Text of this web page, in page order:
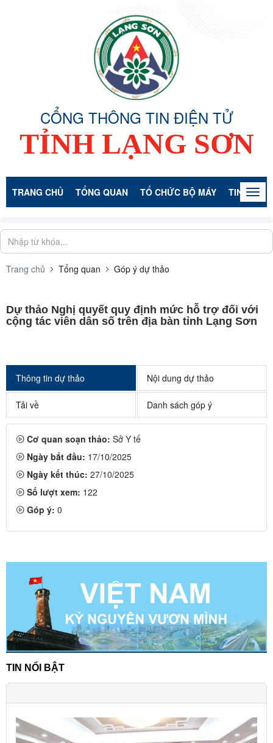
CỔNG THÔNG TIN ĐIỆN TỬ
TỈNH LẠNG SƠN
TRANG CHỦ TỔNG QUAN TỔ CHỨC BỘ MÁY TIN TỨC -
Trang chủ Tổng quan Góp ý dự thảo
Dự thảo Nghị quyết quy định mức hỗ trợ đối với
cộng tác viên dân số trên địa bàn tỉnh Lạng Sơn
Thông tin dự thảo Nội dung dự thảo
Tải về Danh sách góp ý
Cơ quan soạn thảo: Sở Y tế
Ngày bắt đầu: 17/10/2025
Ngày kết thúc: 27/10/2025
Số lượt xem: 122
Góp ý: 0
TIN NỔI BẬT